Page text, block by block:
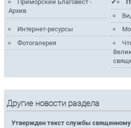
Приморский Благовест -
Архив
Интернет-ресурсы
Фотогалерея
Другие новости раздела
Утвержден текст службы